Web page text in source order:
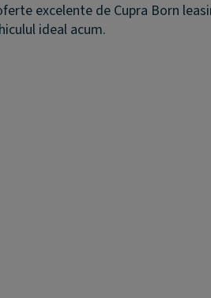
excelente de Cupra Born
ideal acum.